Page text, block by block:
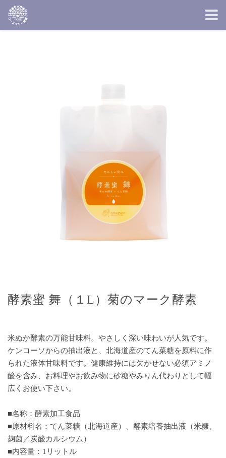
酵素蜜 舞（１L）菊のマーク酵素
米ぬか酵素の万能甘味料。やさしく深い味わいが人気です。
ケンコーソからの抽出液と、北海道産のてん菜糖を原料に作
られた液体甘味料です。健康維持には欠かせない必須アミノ
酸を含み、お料理やお飲み物に砂糖やみりん代わりとして幅
広くお使い下さい。
■名称：酵素加工食品
■原材料名：てん菜糖（北海道産）、酵素培養抽出液（米糠、
麹菌／炭酸カルシウム）
■内容量：1リットル